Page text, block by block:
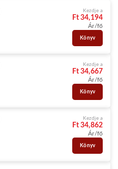
Kezdje a
Ft 34,194
Ár/fő
Könyv
Kezdje a
Ft 34,667
Ár/fő
Könyv
Kezdje a
Ft 34,862
Ár/fő
Könyv